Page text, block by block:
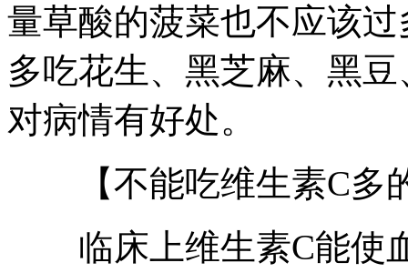
量草酸的菠菜也不应该
多吃花生、黑芝麻、黑
对病情有好处。
【不能吃维生素C多
临床上维生素C能使